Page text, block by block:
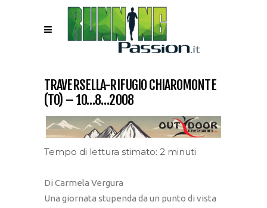
TRAVERSELLA-RIFUGIO CHIAROMONTE
(TO) – 10…8…2008
Tempo di lettura stimato: 2 minuti
Di Carmela Vergura
Una giornata stupenda da un punto di vista